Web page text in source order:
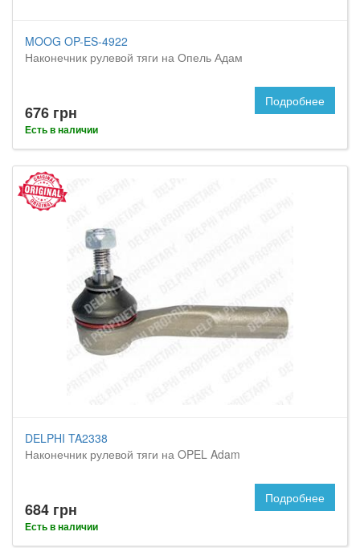
MOOG OP-ES-4922
Наконечник рулевой тяги на Опель Адам
676 грн
Есть в наличии
Подробнее
DELPHI TA2338
Наконечник рулевой тяги на OPEL Adam
684 грн
Есть в наличии
Подробнее